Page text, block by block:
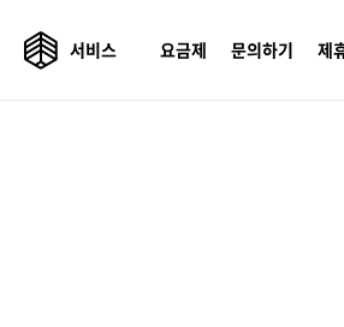
서비스 요금제 문의하기 제